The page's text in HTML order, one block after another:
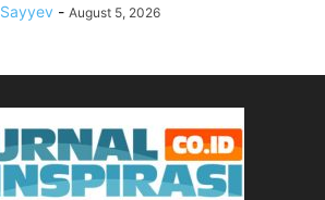
Sayyev - August 5, 2026